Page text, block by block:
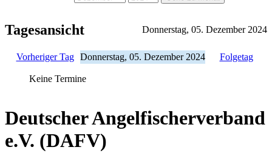
Tagesansicht Donnerstag, 05. Dezember 2024
Vorheriger Tag Donnerstag, 05. Dezember 2024 Folgetag
Keine Termine
Deutscher Angelfischerverband
e.V. (DAFV)